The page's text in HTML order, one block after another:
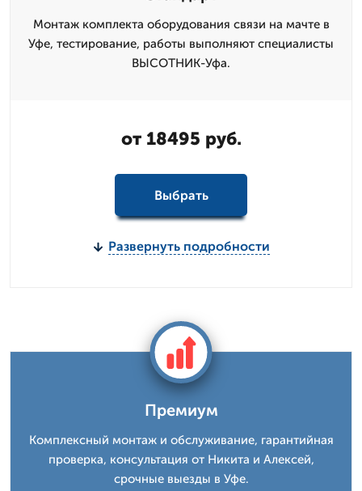
Монтаж комплекта оборудования связи на мачте в
Уфе, тестирование, работы выполняют специалисты
ВЫСОТНИК-Уфа.
от 18495 руб.
Выбрать
Развернуть подробности
Премиум
Комплексный монтаж и обслуживание, гарантийная
проверка, консультация от Никита и Алексей,
срочные выезды в Уфе.